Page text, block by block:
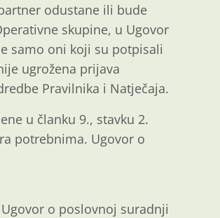
odustane ili bude
skupine, u Ugovor
samo oni koji su potpisali
ugrožena prijava
Pravilnika i Natječaja.
u članku 9., stavku 2.
potrebnima. Ugovor o
o poslovnoj suradnji